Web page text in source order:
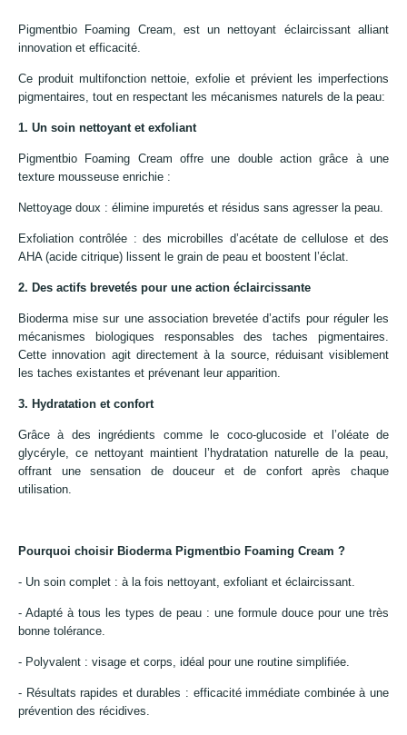
Pigmentbio Foaming Cream, est un nettoyant éclaircissant alliant
innovation et efficacité.
Ce produit multifonction nettoie, exfolie et prévient les imperfections
pigmentaires, tout en respectant les mécanismes naturels de la peau:
1. Un soin nettoyant et exfoliant
Pigmentbio Foaming Cream offre une double action grâce à une
texture mousseuse enrichie :
Nettoyage doux : élimine impuretés et résidus sans agresser la peau.
Exfoliation contrôlée : des microbilles d’acétate de cellulose et des
AHA (acide citrique) lissent le grain de peau et boostent l’éclat.
2. Des actifs brevetés pour une action éclaircissante
Bioderma mise sur une association brevetée d’actifs pour réguler les
mécanismes biologiques responsables des taches pigmentaires.
Cette innovation agit directement à la source, réduisant visiblement
les taches existantes et prévenant leur apparition.
3. Hydratation et confort
Grâce à des ingrédients comme le coco-glucoside et l’oléate de
glycéryle, ce nettoyant maintient l’hydratation naturelle de la peau,
offrant une sensation de douceur et de confort après chaque
utilisation.
Pourquoi choisir Bioderma Pigmentbio Foaming Cream ?
- Un soin complet : à la fois nettoyant, exfoliant et éclaircissant.
- Adapté à tous les types de peau : une formule douce pour une très
bonne tolérance.
- Polyvalent : visage et corps, idéal pour une routine simplifiée.
- Résultats rapides et durables : efficacité immédiate combinée à une
prévention des récidives.